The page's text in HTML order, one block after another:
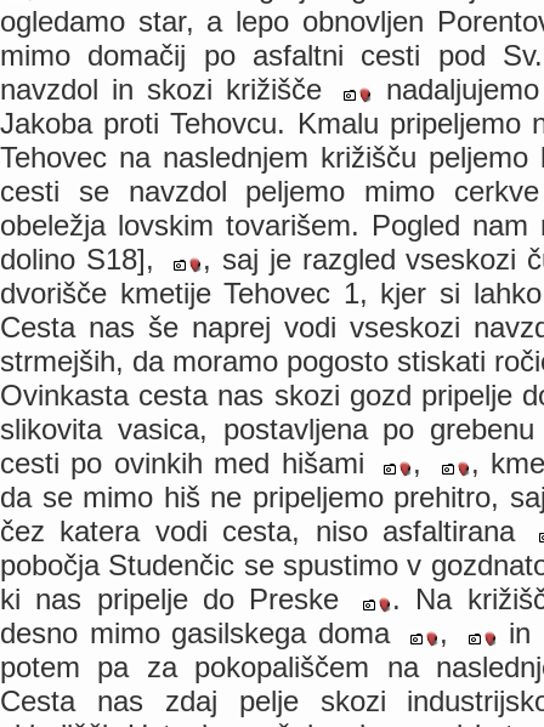
ogledamo star, a lepo obnovljen
mimo domačij po asfaltni cesti pod
navzdol in skozi križišče
Jakoba proti Tehovcu. Kmalu pripeljemo
Tehovec na naslednjem križišču
cesti se navzdol peljemo mimo
obeležja lovskim tovarišem. Pogled
dolino S18],
, saj je razgled vseskozi
dvorišče kmetije Tehovec 1, kjer si
Cesta nas še naprej vodi vseskozi
strmejših, da moramo pogosto stiskati
Ovinkasta cesta nas skozi gozd pripelje
slikovita vasica, postavljena po
cesti po ovinkih med hišami
,
,
da se mimo hiš ne pripeljemo prehitro,
čez katera vodi cesta, niso asfaltirana
pobočja Studenčic se spustimo v
ki nas pripelje do Preske
. Na
desno mimo gasilskega doma
,
in
potem pa za pokopališčem na
Cesta nas zdaj pelje skozi